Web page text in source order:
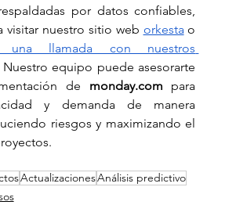
por datos confiables,
visitar nuestro sitio web orkesta o
una llamada con nuestros
Nuestro equipo puede asesorarte
de monday.com para
y demanda de manera
riesgos y maximizando el
ActualizacionesAnálisis predictivo